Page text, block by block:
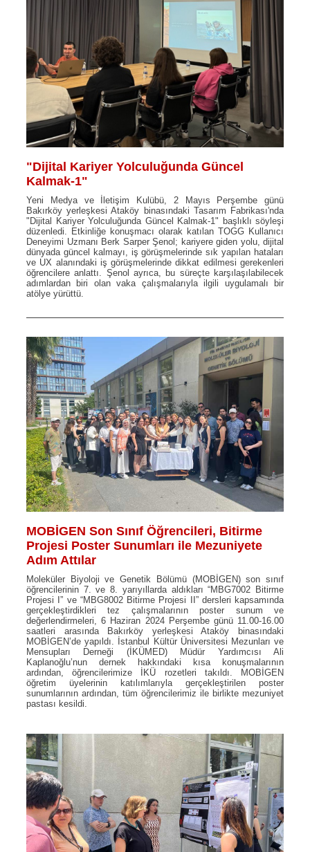
"Dijital Kariyer Yolculuğunda Güncel
Kalmak-1"
Yeni Medya ve İletişim Kulübü, 2 Mayıs Perşembe günü
Bakırköy yerleşkesi Ataköy binasındaki Tasarım Fabrikası'nda
"Dijital Kariyer Yolculuğunda Güncel Kalmak-1" başlıklı söyleşi
düzenledi. Etkinliğe konuşmacı olarak katılan TOGG Kullanıcı
Deneyimi Uzmanı Berk Sarper Şenol; kariyere giden yolu, dijital
dünyada güncel kalmayı, iş görüşmelerinde sık yapılan hataları
ve UX alanındaki iş görüşmelerinde dikkat edilmesi gerekenleri
öğrencilere anlattı. Şenol ayrıca, bu süreçte karşılaşılabilecek
adımlardan biri olan vaka çalışmalarıyla ilgili uygulamalı bir
atölye yürüttü.
MOBİGEN Son Sınıf Öğrencileri, Bitirme
Projesi Poster Sunumları ile Mezuniyete
Adım Attılar
Moleküler Biyoloji ve Genetik Bölümü (MOBİGEN) son sınıf
öğrencilerinin 7. ve 8. yarıyıllarda aldıkları “MBG7002 Bitirme
Projesi I” ve “MBG8002 Bitirme Projesi II” dersleri kapsamında
gerçekleştirdikleri tez çalışmalarının poster sunum ve
değerlendirmeleri, 6 Haziran 2024 Perşembe günü 11.00-16.00
saatleri arasında Bakırköy yerleşkesi Ataköy binasındaki
MOBİGEN’de yapıldı. İstanbul Kültür Üniversitesi Mezunları ve
Mensupları Derneği (İKÜMED) Müdür Yardımcısı Ali
Kaplanoğlu’nun dernek hakkındaki kısa konuşmalarının
ardından, öğrencilerimize İKÜ rozetleri takıldı. MOBİGEN
öğretim üyelerinin katılımlarıyla gerçekleştirilen poster
sunumlarının ardından, tüm öğrencilerimiz ile birlikte mezuniyet
pastası kesildi.